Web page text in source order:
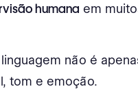
humana em
linguagem não é
tom e emoção.